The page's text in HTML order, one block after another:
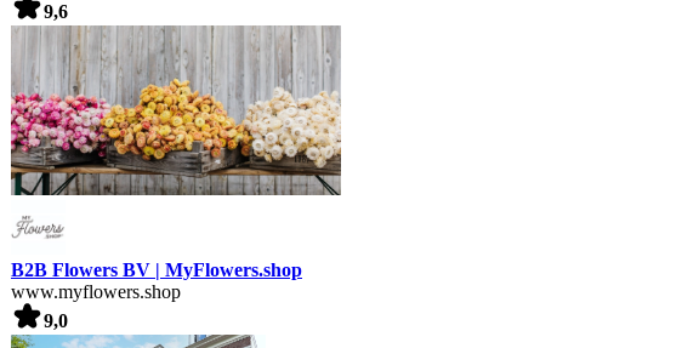
9,6
B2B Flowers BV | MyFlowers.shop
www.myflowers.shop
9,0